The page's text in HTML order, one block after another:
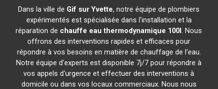
Dans la ville de Gif sur Yvette, notre équipe de plombiers
expérimentés est spécialisée dans l'installation et la
réparation de chauffe eau thermodynamique 100l. Nous
offrons des interventions rapides et efficaces pour
répondre à vos besoins en matière de chauffage de l'eau.
Notre équipe d'experts est disponible 7j/7 pour répondre à
vos appels d'urgence et effectuer des interventions à
domicile ou dans vos locaux commerciaux. Nous nous